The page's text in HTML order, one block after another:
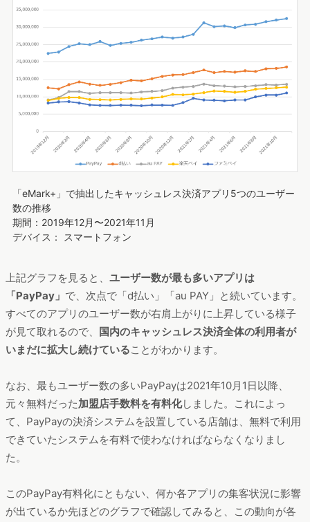
「eMark+」で抽出したキャッシュレス決済アプリ5つのユーザー
数の推移
期間：2019年12月〜2021年11月
デバイス： スマートフォン
上記グラフを見ると、 ユーザー数が最も多いアプリは
「PayPay」 で、次点で「d払い」「au PAY」と続いています。
すべてのアプリのユーザー数が右肩上がりに上昇している様子
が見て取れるので、 国内のキャッシュレス決済全体の利用者が
いまだに拡大し続けていることがわかります。
なお、最もユーザー数の多いPayPayは2021年10月1日以降、
元々無料だった加盟店手数料を有料化しました。これによっ
て、PayPayの決済システムを設置している店舗は、無料で利用
できていたシステムを有料で使わなければならなくなりまし
た。
このPayPay有料化にともない、何か各アプリの集客状況に影響
が出ているか先ほどのグラフで確認してみると、この動向が各